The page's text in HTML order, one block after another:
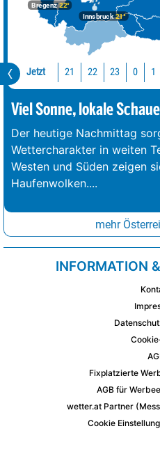
Bregenz22°
Innsbruck21°
Jetzt 21 22 23 0 1
Viel Sonne, lokale
Der heutige Nachmittag
Wettercharakter in weiten
Westen und Süden zeigen
Haufenwolken....
mehr
INFORMATION
Fixplatzierte
AGB für
wetter.at Partner
Cookie